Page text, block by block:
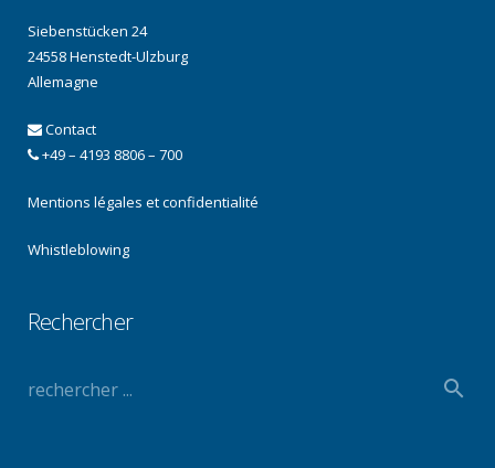
Siebenstücken 24
24558 Henstedt-Ulzburg
Allemagne
Contact
+49 – 4193 8806 – 700
Mentions légales et confidentialité
Whistleblowing
Rechercher